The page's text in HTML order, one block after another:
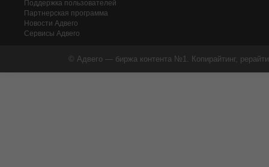
Поддержка пользователей
Партнерская программа
Новости Адвего
Сервисы Адвего
© Адвего — биржа контента №1. Копирайтинг,